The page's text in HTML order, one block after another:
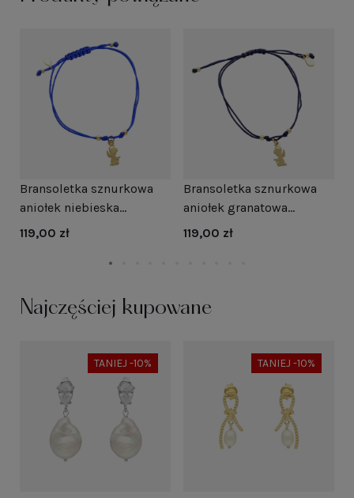
Bransoletka sznurkowa
aniołek niebieska
pozłacana
119,00 zł
Bransoletka sznurkowa
aniołek granatowa
pozłacana
119,00 zł
Najczęściej kupowane
TANIEJ -10% TANIEJ -10%